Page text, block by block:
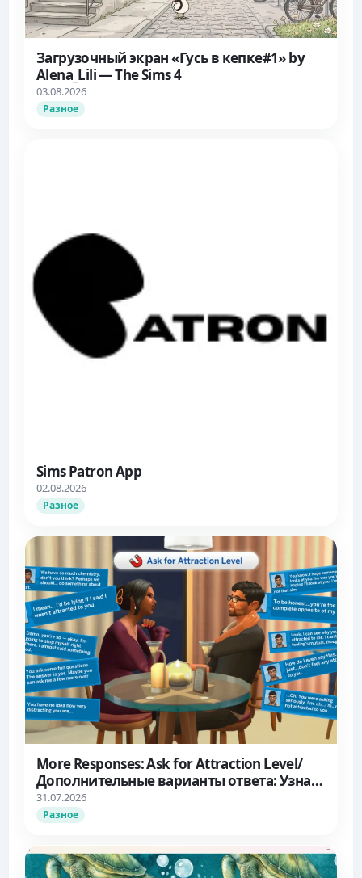
Загрузочный экран «Гусь в кепке#1» by
Alena_Lili — The Sims 4
03.08.2026
Разное
Sims Patron App
02.08.2026
Разное
More Responses: Ask for Attraction Level/
Дополнительные варианты ответа: Узнать
об уровне влечения
31.07.2026
Разное